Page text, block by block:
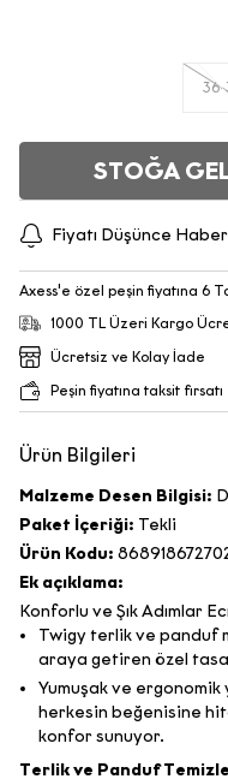
36-
STOĞA
Fiyatı Düşünce
Axess'e özel peşin fiyatına 6
1000 TL Üzeri Kargo
Ücretsiz ve Kolay İade
Peşin fiyatına taksit fırsatı
Ürün Bilgileri
Malzeme Desen Bilgisi:
Paket İçeriği: Tekli
Ürün Kodu:
Ek açıklama:
Konforlu ve Şık Adımlar
Twigy terlik ve panduf
araya getiren özel
Yumuşak ve ergonomik
herkesin beğenisine
konfor sunuyor.
Terlik ve Panduf